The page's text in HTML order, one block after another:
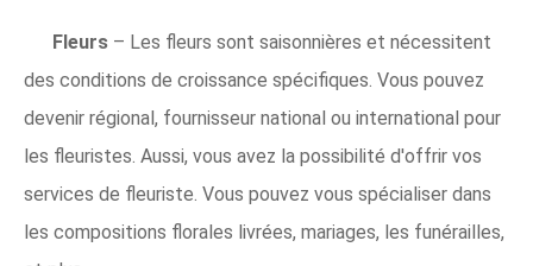
Fleurs – Les fleurs sont saisonnières et nécessitent
des conditions de croissance spécifiques. Vous pouvez
devenir régional, fournisseur national ou international pour
les fleuristes. Aussi, vous avez la possibilité d'offrir vos
services de fleuriste. Vous pouvez vous spécialiser dans
les compositions florales livrées, mariages, les funérailles,